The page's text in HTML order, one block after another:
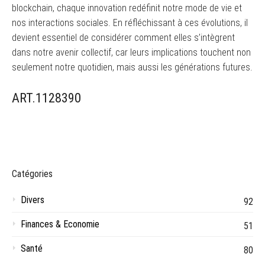
blockchain, chaque innovation redéfinit notre mode de vie et
nos interactions sociales. En réfléchissant à ces évolutions, il
devient essentiel de considérer comment elles s’intègrent
dans notre avenir collectif, car leurs implications touchent non
seulement notre quotidien, mais aussi les générations futures.
ART.1128390
Catégories
Divers
92
Finances & Economie
51
Santé
80